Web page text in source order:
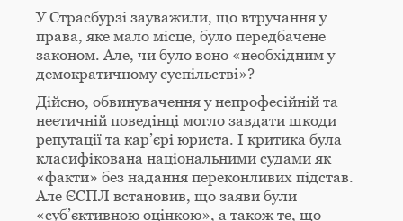
У Страсбурзі зауважили, що втручання у
права, яке мало місце, було передбачене
законом. Але, чи було воно «необхідним у
демократичному суспільстві»?
Дійсно, обвинувачення у непрофесійній та
неетичній поведінці могло завдати шкоди
репутації та кар’єрі юриста. І критика була
класифікована національними судами як
«факти» без надання переконливих підстав.
Але ЄСПЛ встановив, що заяви були
«суб’єктивною оцінкою», а також те, що